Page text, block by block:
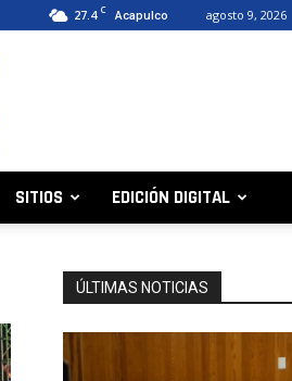
27.4 C Acapulco agosto 9, 2026
SITIOS EDICIÓN DIGITAL
ÚLTIMAS NOTICIAS